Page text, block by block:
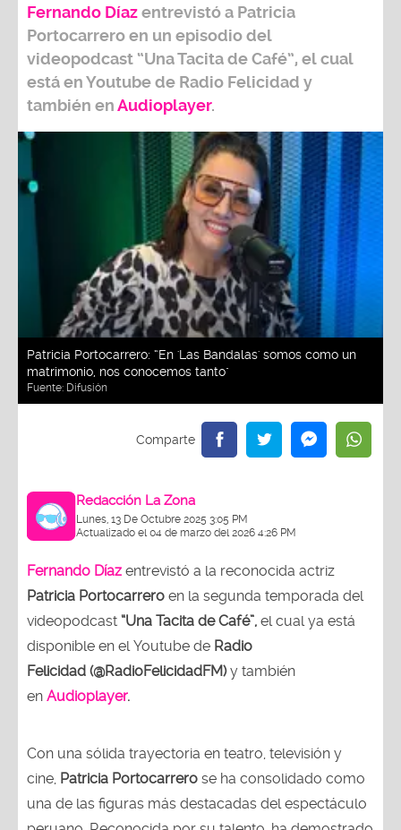
Fernando Díazentrevistó a Patricia
Portocarreroen un episodio del
videopodcast “Una Tacita de Café”, el cual
está en Youtube de Radio Felicidad y
también enAudioplayer.
Patricia Portocarrero: “En 'Las Bandalas' somos como un
matrimonio, nos conocemos tanto"
Fuente: Difusión
Redacción La Zona
Lunes, 13 De Octubre 2025 3:05 PM
Actualizado el 04 de marzo del 2026 4:26 PM
Fernando Díaz entrevistó a la reconocida actriz
Patricia Portocarrero en la segunda temporada del
videopodcast “Una Tacita de Café”, el cual ya está
disponible en el Youtube de Radio
Felicidad (@RadioFelicidadFM)y también
en Audioplayer.
Con una sólida trayectoria en teatro, televisión y
cine, Patricia Portocarrero se ha consolidado como
una de las figuras más destacadas del espectáculo